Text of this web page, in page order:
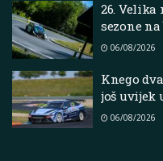
26. Velika
sezone
06/08/2026
Knego
još uvijek
06/08/2026